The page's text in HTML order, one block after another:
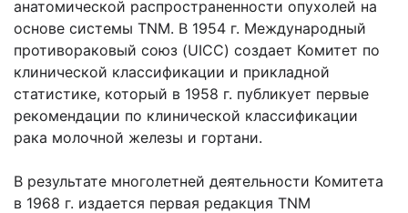
анатомической распространенности опухолей на
основе системы TNM. В 1954 г. Международный
противораковый союз (UICC) создает Комитет по
клинической классификации и прикладной
статистике, который в 1958 г. публикует первые
рекомендации по клинической классификации
рака молочной железы и гортани.
В результате многолетней деятельности Комитета
в 1968 г. издается первая редакция TNM